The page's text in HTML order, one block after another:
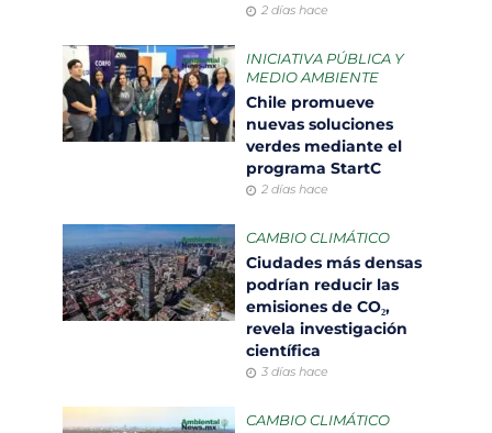
2 días hace
INICIATIVA PÚBLICA Y
MEDIO AMBIENTE
Chile promueve
nuevas soluciones
verdes mediante el
programa StartC
2 días hace
CAMBIO CLIMÁTICO
Ciudades más densas
podrían reducir las
emisiones de CO₂,
revela investigación
científica
3 días hace
CAMBIO CLIMÁTICO